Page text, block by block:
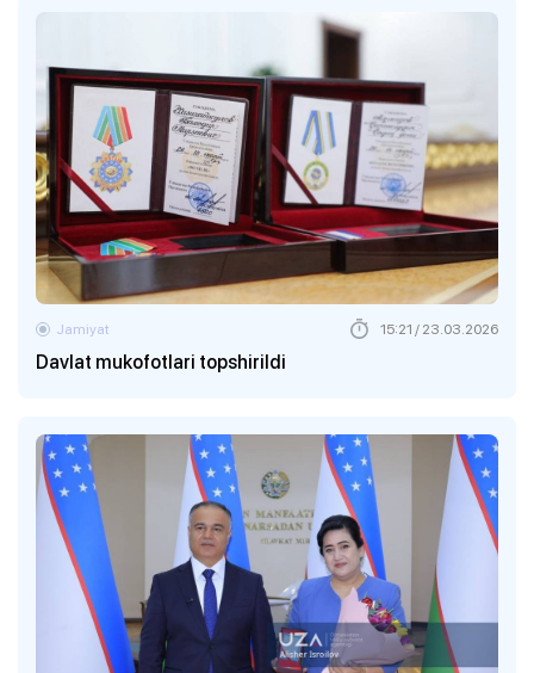
Davlat mukofotlari topshirildi
Jamiyat 15:21 / 23.03.2026